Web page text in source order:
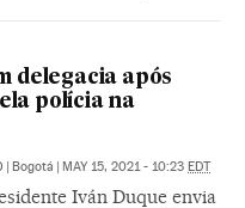
delegacia após
polícia na
| Bogotá | MAY 15, 2021 - 10:23 EDT
Iván Duque envia